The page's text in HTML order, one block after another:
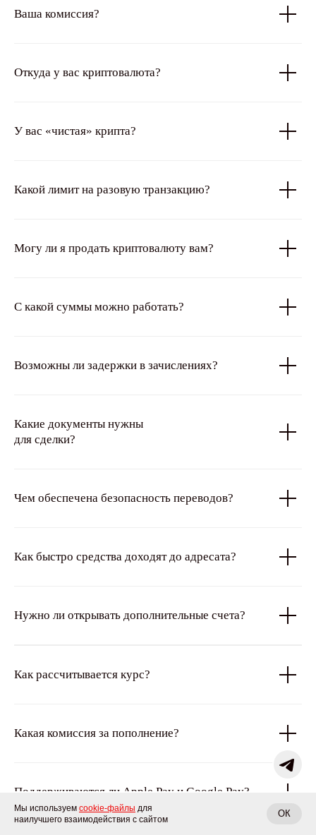
Мы используем cookie-файлы для
наилучшего взаимодействия с сайтом
ОК
Ваша комиссия?
Откуда у вас криптовалюта?
У вас «чистая» крипта?
Какой лимит на разовую транзакцию?
Могу ли я продать криптовалюту вам?
С какой суммы можно работать?
Возможны ли задержки в зачислениях?
Какие документы нужны
для сделки?
Чем обеспечена безопасность переводов?
Как быстро средства доходят до адресата?
Нужно ли открывать дополнительные счета?
Как рассчитывается курс?
Какая комиссия за пополнение?
Поддерживаются ли Apple Pay и Google Pay?